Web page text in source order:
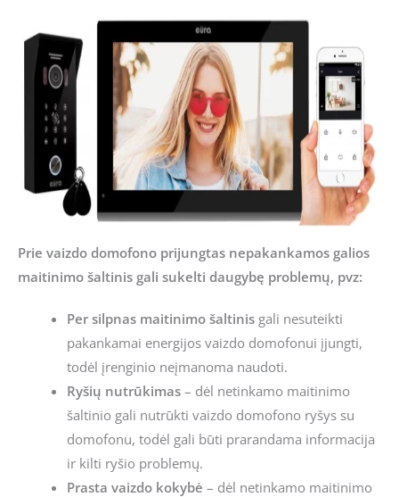
Prie vaizdo domofono prijungtas nepakankamos galios
maitinimo šaltinis gali sukelti daugybę problemų, pvz:
Per silpnas maitinimo šaltinisgali nesuteikti
pakankamai energijos vaizdo domofonui įjungti,
todėl įrenginio neįmanoma naudoti.
Ryšių nutrūkimas– dėl netinkamo maitinimo
šaltinio gali nutrūkti vaizdo domofono ryšys su
domofonu, todėl gali būti prarandama informacija
ir kilti ryšio problemų.
Prasta vaizdo kokybė – dėl netinkamo maitinimo